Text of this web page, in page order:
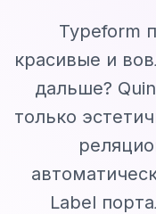
Typeform
красивые и
дальше?
только
Label